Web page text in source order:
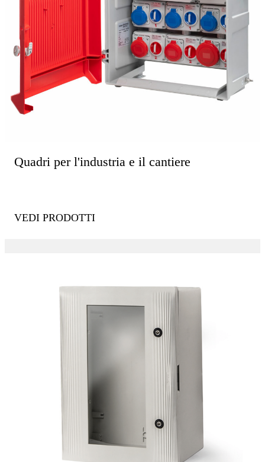
Quadri per l'industria e il cantiere
VEDI PRODOTTI